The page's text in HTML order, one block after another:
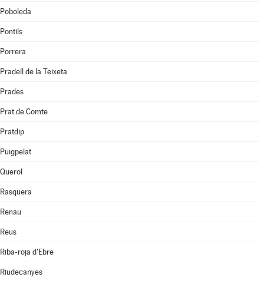
Poboleda
Pontils
Porrera
Pradell de la Teixeta
Prades
Prat de Comte
Pratdip
Puigpelat
Querol
Rasquera
Renau
Reus
Riba-roja d'Ebre
Riudecanyes